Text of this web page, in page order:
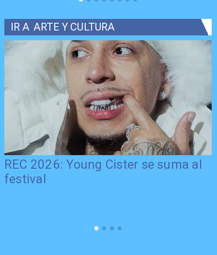
IR A ARTE Y CULTURA
REC 2026: Young Cister se suma al
festival